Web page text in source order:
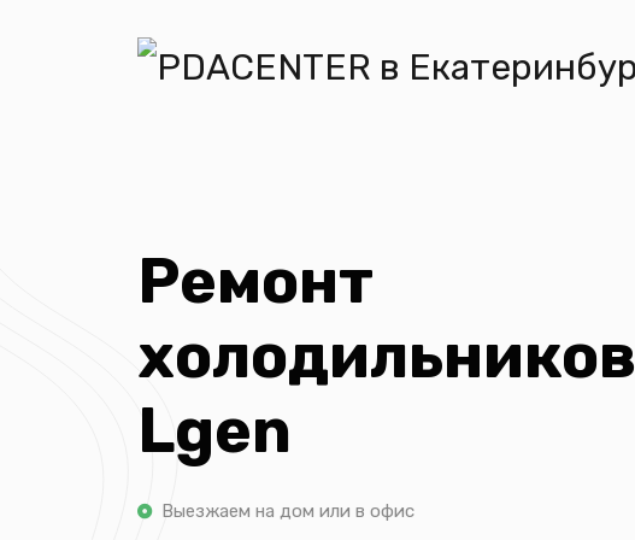
Ремонт
холодильников
Lgen
Выезжаем на дом или в офис